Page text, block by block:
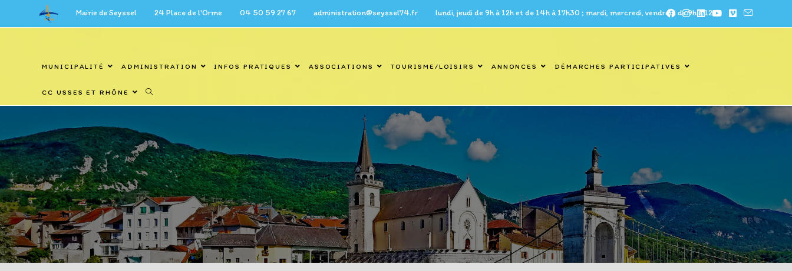
Mairie de Seyssel 24 Place de l'Orme 04 50 59 27 67 administration@seyssel74.fr lundi, jeudi de 9h à 12h et de 14h à 17h30 ; mardi, mercredi, vendredi de 9h à 12h
MUNICIPALITÉ ADMINISTRATION INFOS PRATIQUES ASSOCIATIONS TOURISME/LOISIRS ANNONCES DÉMARCHES PARTICIPATIVES
CC USSES ET RHÔNE
Blog